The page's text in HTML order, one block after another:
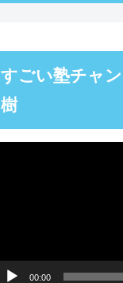
すごい塾チャ
樹
00:00